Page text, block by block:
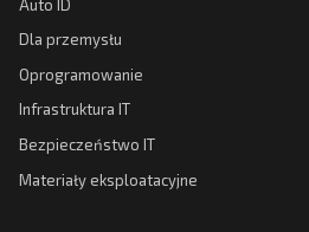
Auto ID
Dla przemysłu
Oprogramowanie
Infrastruktura IT
Bezpieczeństwo IT
Materiały eksploatacyjne